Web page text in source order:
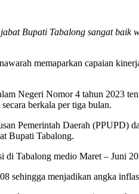
Bupati Tabalong sangat
memaparkan capaian
Negeri Nomor 4 tahun 2023
berkala per tiga bulan.
Pemerintah Daerah
Bupati Tabalong.
Tabalong medio Maret – Juni
sehingga menjadikan angka